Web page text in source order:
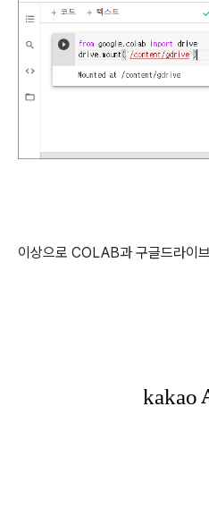
이상으로 COLAB과 구글드라이